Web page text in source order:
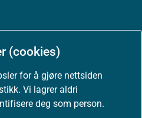
(cookies)
for å gjøre nettsiden
Vi lagrer aldri
deg som person.